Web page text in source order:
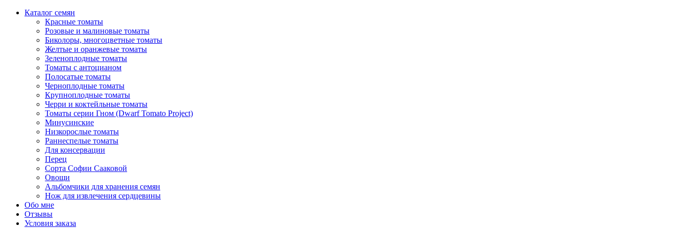
Каталог семян
Красные томаты
Розовые и малиновые томаты
Биколоры, многоцветные томаты
Желтые и оранжевые томаты
Зеленоплодные томаты
Томаты с антоцианом
Полосатые томаты
Черноплодные томаты
Крупноплодные томаты
Черри и коктейльные томаты
Томаты серии Гном (Dwarf Tomato Project)
Минусинские
Низкорослые томаты
Раннеспелые томаты
Для консервации
Перец
Сорта Софии Сааковой
Овощи
Альбомчики для хранения семян
Нож для извлечения сердцевины
Обо мне
Отзывы
Условия заказа